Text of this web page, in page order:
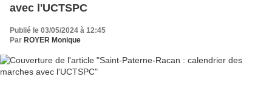
avec l'UCTSPC
Publié le 03/05/2024 à 12:45
Par ROYER Monique